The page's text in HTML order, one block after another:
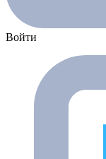
Войти